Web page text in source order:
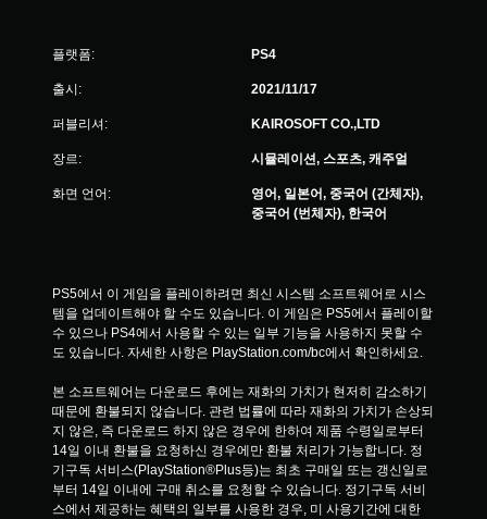
플랫폼: PS4
출시: 2021/11/17
퍼블리셔: KAIROSOFT CO.,LTD
장르: 시뮬레이션, 스포츠, 캐주얼
화면 언어:
영어, 일본어, 중국어 (간체자),
중국어 (번체자), 한국어
PS5에서 이 게임을 플레이하려면 최신 시스템 소프트웨어로 시스
템을 업데이트해야 할 수도 있습니다. 이 게임은 PS5에서 플레이할
수 있으나 PS4에서 사용할 수 있는 일부 기능을 사용하지 못할 수
도 있습니다. 자세한 사항은 PlayStation.com/bc에서 확인하세요.
본 소프트웨어는 다운로드 후에는 재화의 가치가 현저히 감소하기
때문에 환불되지 않습니다. 관련 법률에 따라 재화의 가치가 손상되
지 않은, 즉 다운로드 하지 않은 경우에 한하여 제품 수령일로부터
14일 이내 환불을 요청하신 경우에만 환불 처리가 가능합니다. 정
기구독 서비스(PlayStation®Plus등)는 최초 구매일 또는 갱신일로
부터 14일 이내에 구매 취소를 요청할 수 있습니다. 정기구독 서비
스에서 제공하는 혜택의 일부를 사용한 경우, 미 사용기간에 대한